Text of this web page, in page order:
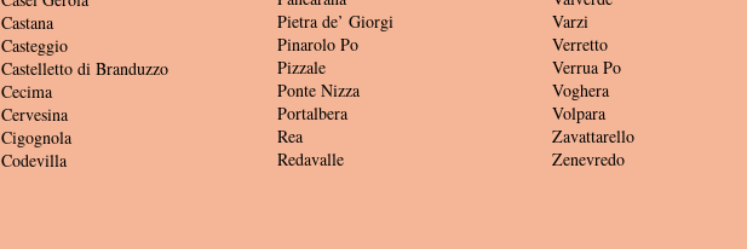
Castana
Casteggio
Castelletto di Branduzzo
Cecima
Cervesina
Cigognola
Codevilla
Pietra de’ Giorgi
Pinarolo Po
Pizzale
Ponte Nizza
Portalbera
Rea
Redavalle
Varzi
Verretto
Verrua Po
Voghera
Volpara
Zavattarello
Zenevredo